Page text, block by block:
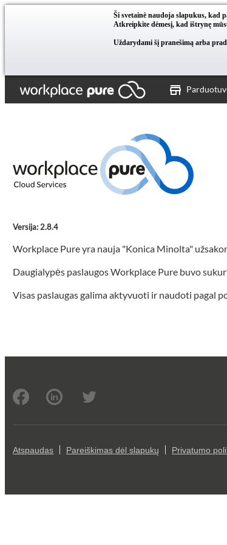
Ši svetainė naudoja slapukus, kad
Atkreipkite dėmesį, kad ištrynę
Uždarydami šį pranešimą arba
Versija: 2.8.4
Workplace Pure yra nauja "Konica Minolta"
Daugialypės paslaugos Workplace Pure buvo
Visas paslaugas galima aktyvuoti ir naudoti pagal
Atspaudas Pareiškimas dėl slapukų Privatumo